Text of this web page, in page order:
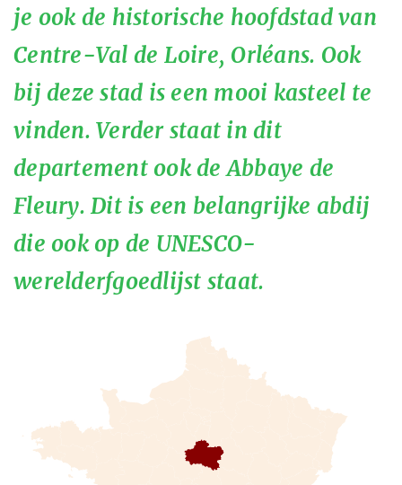
je ook de historische hoofdstad van
Centre-Val de Loire, Orléans. Ook
bij deze stad is een mooi kasteel te
vinden. Verder staat in dit
departement ook de Abbaye de
Fleury. Dit is een belangrijke abdij
die ook op de UNESCO-
werelderfgoedlijst staat.